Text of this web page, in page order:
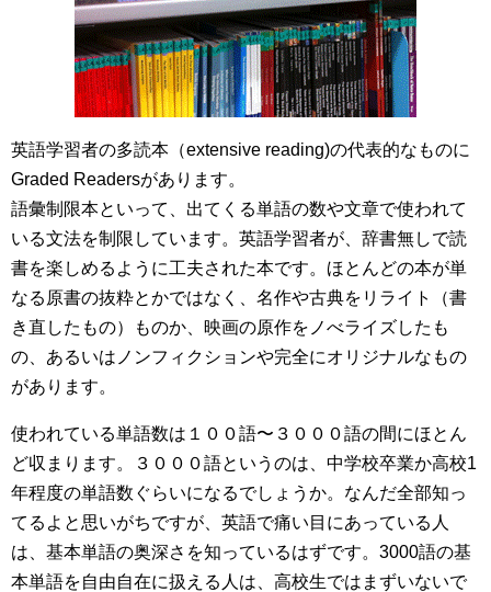
英語学習者の多読本（extensive reading)の代表的なものに
Graded Readersがあります。
語彙制限本といって、出てくる単語の数や文章で使われて
いる文法を制限しています。英語学習者が、辞書無しで読
書を楽しめるように工夫された本です。ほとんどの本が単
なる原書の抜粋とかではなく、名作や古典をリライト（書
き直したもの）ものか、映画の原作をノべライズしたも
の、あるいはノンフィクションや完全にオリジナルなもの
があります。
使われている単語数は１００語〜３０００語の間にほとん
ど収まります。３０００語というのは、中学校卒業か高校1
年程度の単語数ぐらいになるでしょうか。なんだ全部知っ
てるよと思いがちですが、英語で痛い目にあっている人
は、基本単語の奥深さを知っているはずです。3000語の基
本単語を自由自在に扱える人は、高校生ではまずいないで